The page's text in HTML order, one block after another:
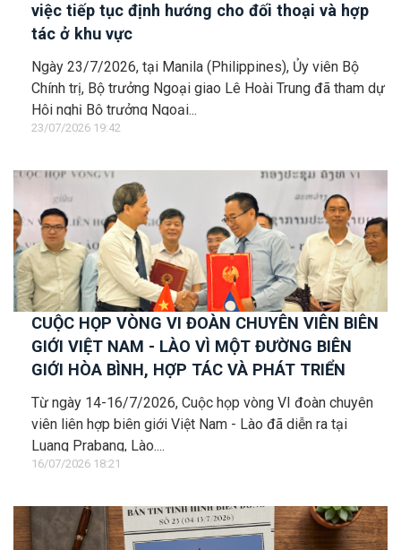
việc tiếp tục định hướng cho đối thoại và hợp
tác ở khu vực
Ngày 23/7/2026, tại Manila (Philippines), Ủy viên Bộ
Chính trị, Bộ trưởng Ngoại giao Lê Hoài Trung đã tham dự
Hội nghị Bộ trưởng Ngoại...
23/07/2026 19:42
CUỘC HỌP VÒNG VI ĐOÀN CHUYÊN VIÊN BIÊN
GIỚI VIỆT NAM - LÀO VÌ MỘT ĐƯỜNG BIÊN
GIỚI HÒA BÌNH, HỢP TÁC VÀ PHÁT TRIỂN
Từ ngày 14-16/7/2026, Cuộc họp vòng VI đoàn chuyên
viên liên hợp biên giới Việt Nam - Lào đã diễn ra tại
Luang Prabang, Lào....
16/07/2026 18:21